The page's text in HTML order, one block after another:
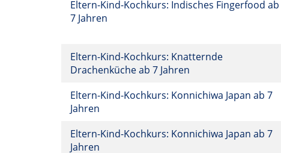
Eltern-Kind-Kochkurs: Indisches Fingerfood ab
7 Jahren
Eltern-Kind-Kochkurs: Knatternde
Drachenküche ab 7 Jahren
Eltern-Kind-Kochkurs: Konnichiwa Japan ab 7
Jahren
Eltern-Kind-Kochkurs: Konnichiwa Japan ab 7
Jahren